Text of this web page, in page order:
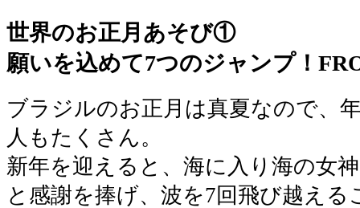
世界のお正月あそび①
願いを込めて7つのジャンプ！
ブラジルのお正月は真夏なので、
人もたくさん。
新年を迎えると、海に入り海の女
と感謝を捧げ、波を7回飛び越え